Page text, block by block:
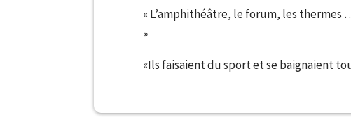
« L’amphithéâtre, le forum, les thermes
»
«Ils faisaient du sport et se baignaient